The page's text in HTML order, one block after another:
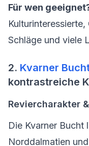
Für wen
Schläge und viele
2. Kvarner
kontrastreiche
Reviercharakter
Die Kvarner Bucht
Norddalmatien